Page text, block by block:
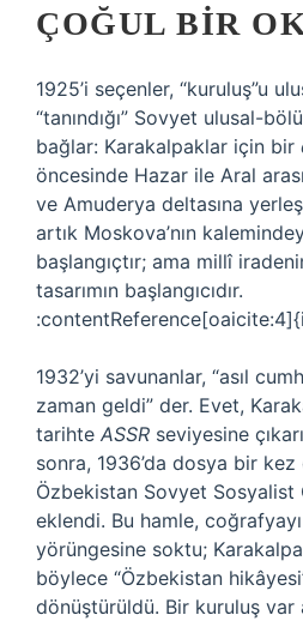
ÇOĞUL BIR
1925’i seçenler, “kuruluş”u
“tanındığı” Sovyet ulusal-
bağlar: Karakalpaklar için bir
öncesinde Hazar ile Aral
ve Amuderya deltasına
artık Moskova’nın
başlangıçtır; ama millî
tasarımın başlangıcıdır.
1932’yi savunanlar, “asıl
zaman geldi” der. Evet,
tarihte ASSR seviyesine
sonra, 1936’da dosya bir kez
Özbekistan Sovyet Sosyalist
eklendi. Bu hamle,
yörüngesine soktu;
böylece “Özbekistan
dönüştürüldü. Bir kuruluş var